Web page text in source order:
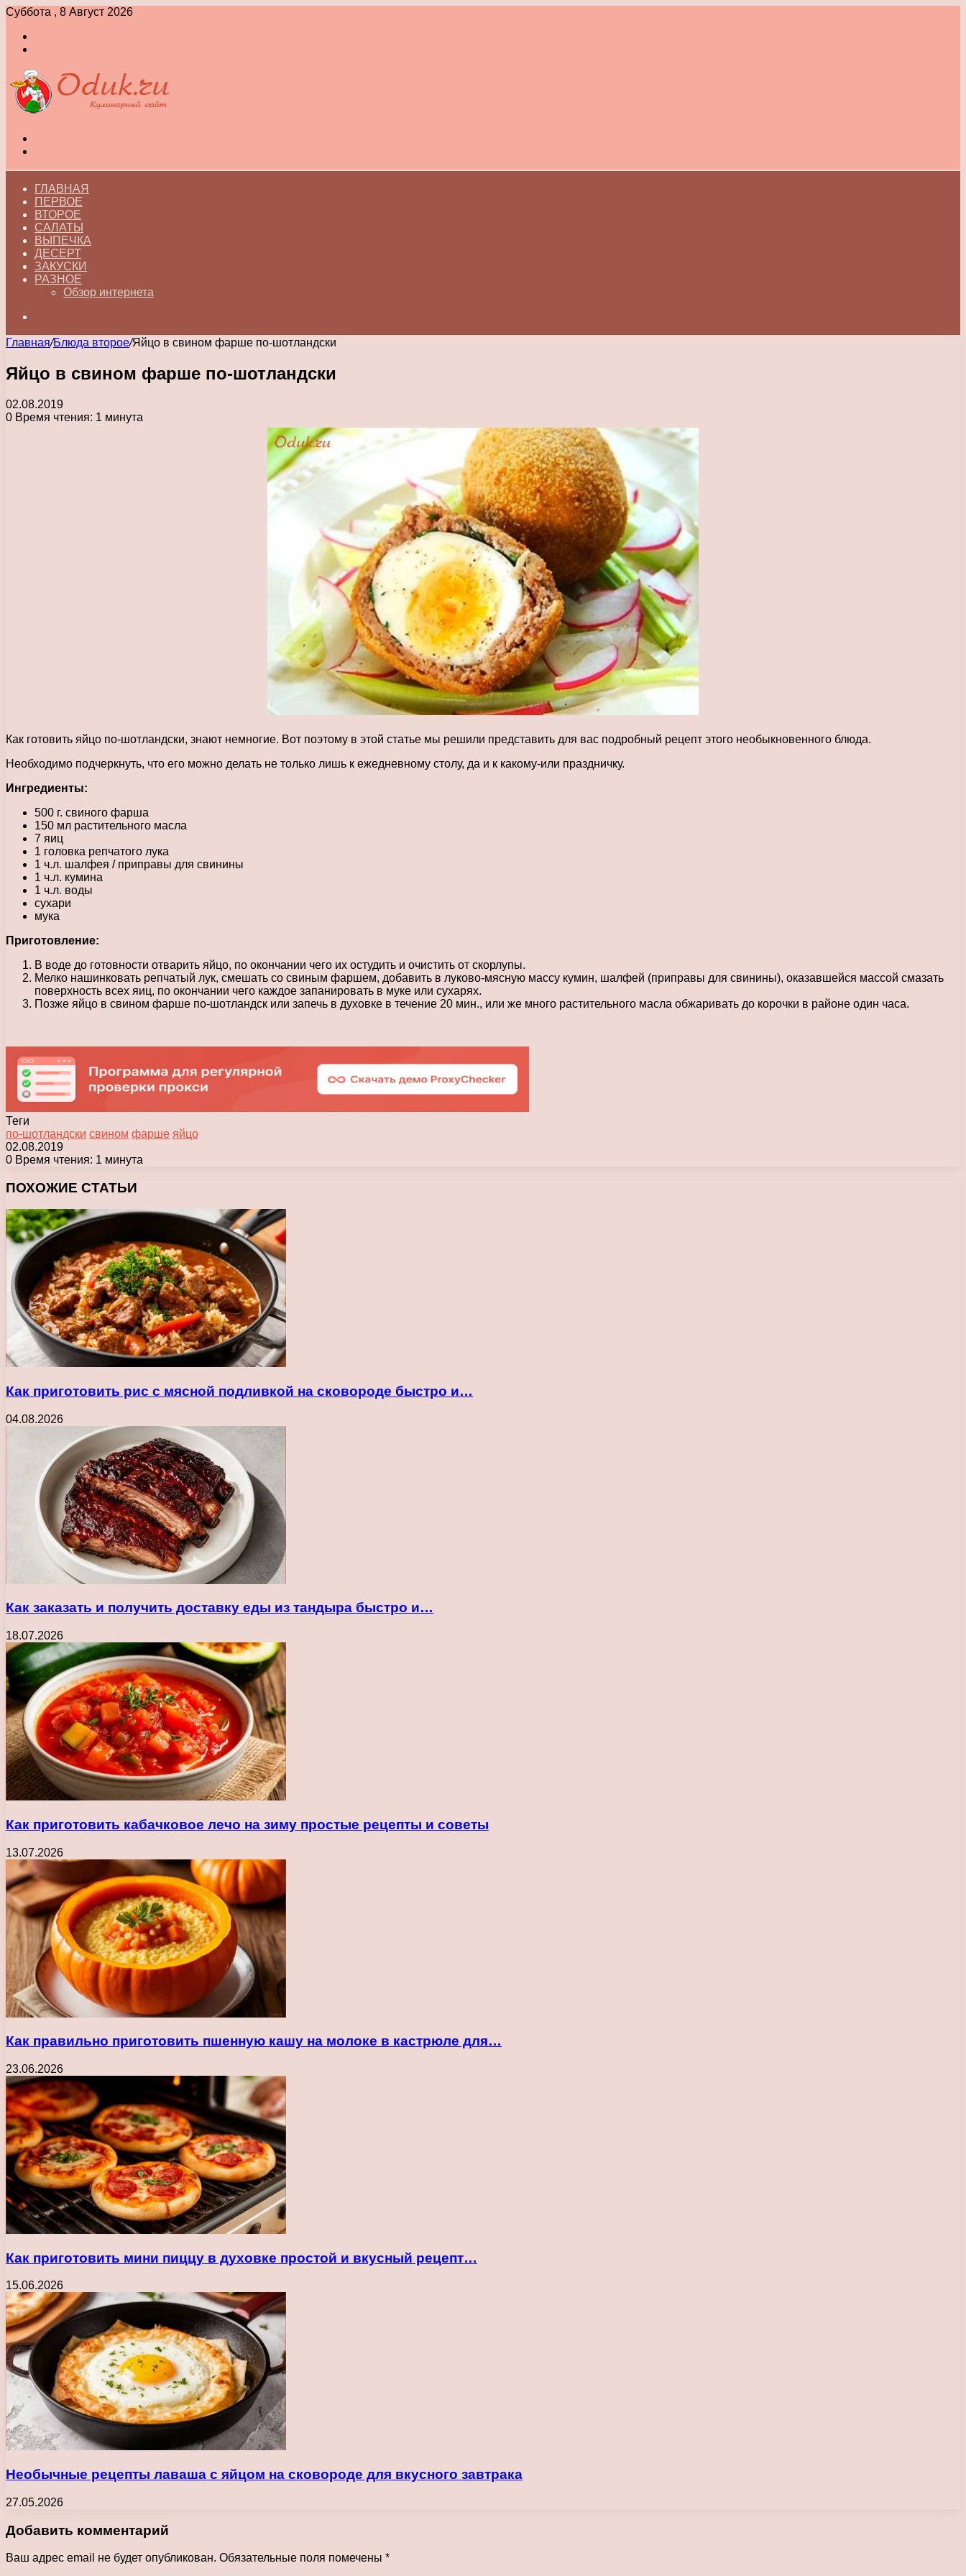
Суббота , 8 Август 2026
ГЛАВНАЯ
ПЕРВОЕ
ВТОРОЕ
САЛАТЫ
ВЫПЕЧКА
ДЕСЕРТ
ЗАКУСКИ
РАЗНОЕ
Обзор интернета
Главная/Блюда второе/Яйцо в свином фарше по-шотландски
Яйцо в свином фарше по-шотландски
02.08.2019
0 Время чтения: 1 минута
Как готовить яйцо по-шотландски, знают немногие. Вот поэтому в этой статье мы решили представить для вас подробный рецепт этого необыкновенного блюда.
Необходимо подчеркнуть, что его можно делать не только лишь к ежедневному столу, да и к какому-или праздничку.
Ингредиенты:
500 г. свиного фарша
150 мл растительного масла
7 яиц
1 головка репчатого лука
1 ч.л. шалфея / приправы для свинины
1 ч.л. кумина
1 ч.л. воды
сухари
мука
Приготовление:
В воде до готовности отварить яйцо, по окончании чего их остудить и очистить от скорлупы.
Мелко нашинковать репчатый лук, смешать со свиным фаршем, добавить в луково-мясную массу кумин, шалфей (приправы для свинины), оказавшейся массой смазать
поверхность всех яиц, по окончании чего каждое запанировать в муке или сухарях.
Позже яйцо в свином фарше по-шотландск или запечь в духовке в течение 20 мин., или же много растительного масла обжаривать до корочки в районе один часа.
Теги
по-шотландски свином фарше яйцо
02.08.2019
0 Время чтения: 1 минута
ПОХОЖИЕ СТАТЬИ
Как приготовить рис с мясной подливкой на сковороде быстро и…
04.08.2026
Как заказать и получить доставку еды из тандыра быстро и…
18.07.2026
Как приготовить кабачковое лечо на зиму простые рецепты и советы
13.07.2026
Как правильно приготовить пшенную кашу на молоке в кастрюле для…
23.06.2026
Как приготовить мини пиццу в духовке простой и вкусный рецепт…
15.06.2026
Необычные рецепты лаваша с яйцом на сковороде для вкусного завтрака
27.05.2026
Добавить комментарий
Ваш адрес email не будет опубликован. Обязательные поля помечены *